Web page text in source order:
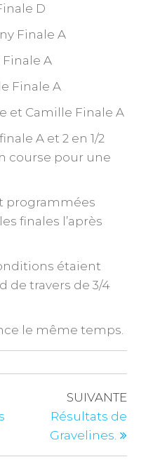
D
Finale A
Finale A
Finale A
et Camille Finale A
A et 2 en 1/2
course pour une
programmées
finales l’après
étaient
de travers de 3/4
le même temps.
SUIVANTE
Résultats de
Gravelines.